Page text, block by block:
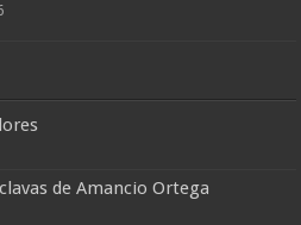
de Amancio Ortega